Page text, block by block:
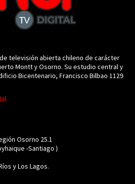
de televisión abierta chileno de carácter
Montt y Osorno. Su estudio central y
Bicentenario, Francisco Bilbao 1129
Osorno 25.1
-Santiago )
y Los Lagos.